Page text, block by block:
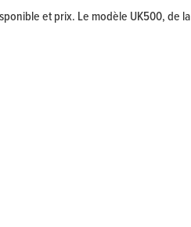
et prix. Le modèle UK500, de la